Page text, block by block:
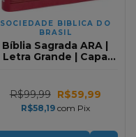
SOCIEDADE BIBLICA DO
BRASIL
Bíblia Sagrada ARA |
Letra Grande | Capa
R$99,99 R$59,99
R$58,19 com Pix